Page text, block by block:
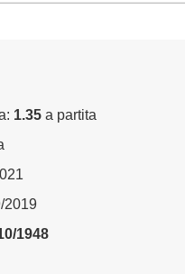
1.35 a partita
2019
1948